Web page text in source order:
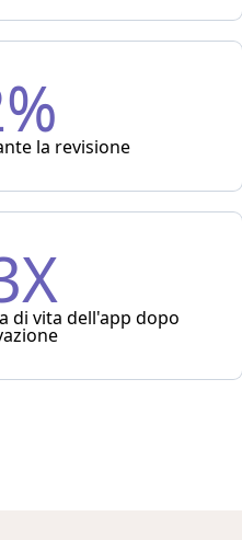
la revisione
di vita dell'app dopo